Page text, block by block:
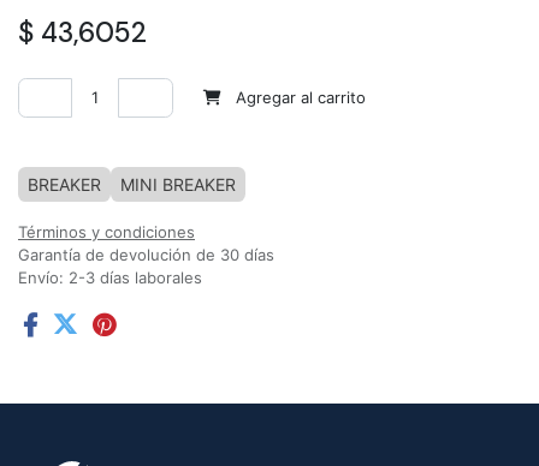
$ 43,6052
Agregar al carrito
BREAKER MINI BREAKER
Términos y condiciones
Garantía de devolución de 30 días
Envío: 2-3 días laborales